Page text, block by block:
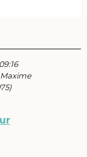
)